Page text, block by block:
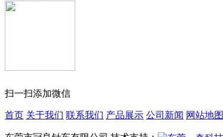
扫一扫添加微信
首页 关于我们 联系我们 产品展示 公司新闻 网站地图